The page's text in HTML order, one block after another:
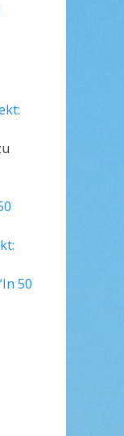
50